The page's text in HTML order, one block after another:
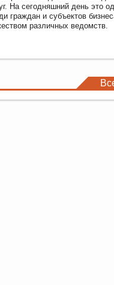
На сегодняшний день это
граждан и субъектов
различных ведомств.